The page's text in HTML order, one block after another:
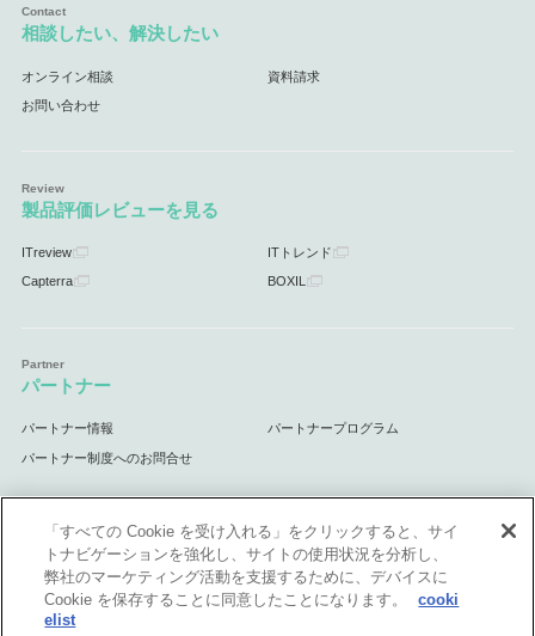
相談したい、解決したい
オンライン相談 資料請求
お問い合わせ
製品評価レビューを見る
ITreview ITトレンド
Capterra BOXIL
パートナー
パートナー情報 パートナープログラム
パートナー制度へのお問合せ
サポート
サポート情報
「すべての Cookie を受け入れる」をクリックすると、サイ
トナビゲーションを強化し、サイトの使用状況を分析し、
弊社のマーケティング活動を支援するために、デバイスに
Cookie を保存することに同意したことになります。
cooki
elist